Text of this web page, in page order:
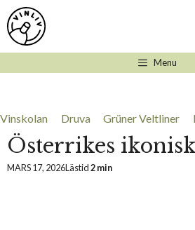
Hoppa
till
innehåll
Menu
Vinskolan Druva Grüner Veltliner
Österrikes
MARS 17, 2026Lästid2 min